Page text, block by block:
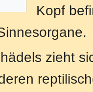
Kopf
zieht